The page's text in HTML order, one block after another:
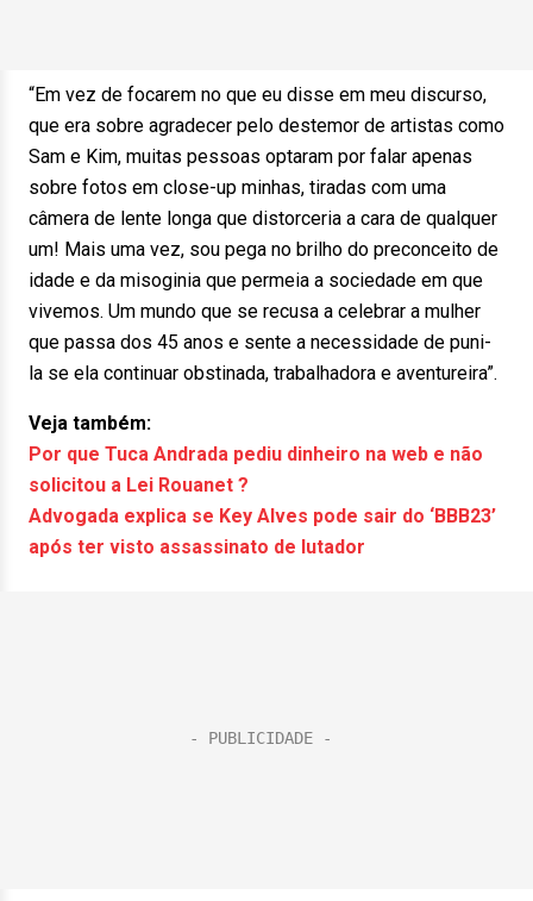
“Em vez de focarem no que eu disse em meu discurso,
que era sobre agradecer pelo destemor de artistas como
Sam e Kim, muitas pessoas optaram por falar apenas
sobre fotos em close-up minhas, tiradas com uma
câmera de lente longa que distorceria a cara de qualquer
um! Mais uma vez, sou pega no brilho do preconceito de
idade e da misoginia que permeia a sociedade em que
vivemos. Um mundo que se recusa a celebrar a mulher
que passa dos 45 anos e sente a necessidade de puni-
la se ela continuar obstinada, trabalhadora e aventureira”.
Veja também:
Por que Tuca Andrada pediu dinheiro na web e não
solicitou a Lei Rouanet ?
Advogada explica se Key Alves pode sair do ‘BBB23’
após ter visto assassinato de lutador